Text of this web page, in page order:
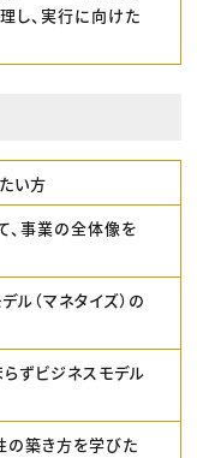
し、実行に向けた
い方
、事業の全体像を
（マネタイズ）の
ずビジネスモデル
の築き方を学びた